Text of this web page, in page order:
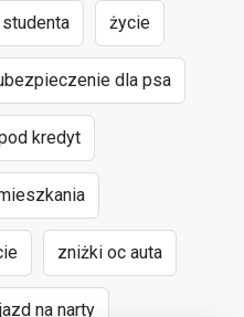
życie
dla psa
kredyt
zniżki oc auta
na narty